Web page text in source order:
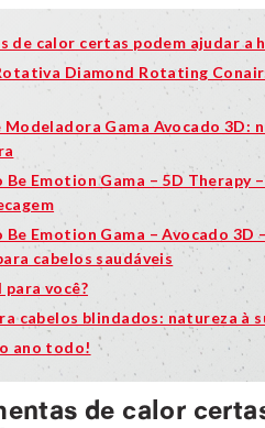
de calor certas podem ajudar a
Diamond Rotating
Modeladora Gama Avocado 3D:
Be Emotion Gama – 5D
Be Emotion Gama – Avocado
cabelos saudáveis
você?
cabelos blindados: natureza à
ano todo!
de calor